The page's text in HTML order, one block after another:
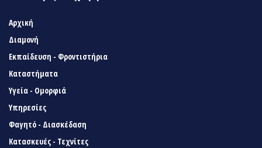
Αρχική
Διαμονή
Εκπαίδευση - Φροντιστήρια
Καταστήματα
Υγεία - Ομορφιά
Υπηρεσίες
Φαγητό - Διασκέδαση
Κατασκευές - Τεχνίτες